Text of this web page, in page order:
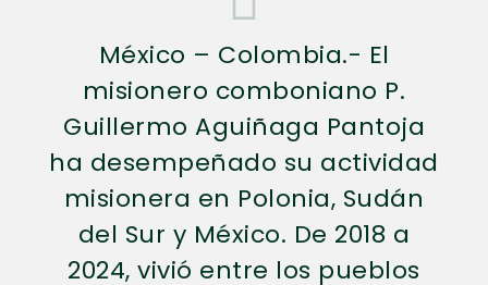
México – Colombia.- El
misionero comboniano P.
Guillermo Aguiñaga Pantoja
ha desempeñado su actividad
misionera en Polonia, Sudán
del Sur y México. De 2018 a
2024, vivió entre los pueblos